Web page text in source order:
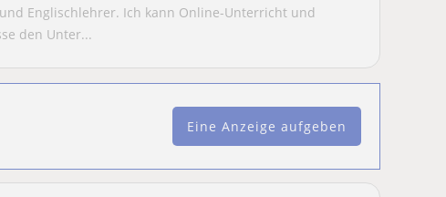
Englischlehrer. Ich kann Online-Unterricht und
den Unter...
Eine Anzeige aufgeben